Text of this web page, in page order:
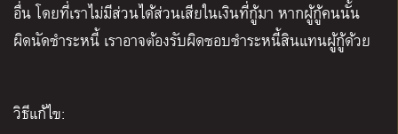
อื่น โดยที่เราไม่มีส่วนได้ส่วนเสียในเงินที่กู้มา หากผู้กู้คนนั้น
ผิดนัดชำระหนี้ เราอาจต้องรับผิดชอบชำระหนี้สินแทนผู้กู้ด้วย
วิธีแก้ไข: